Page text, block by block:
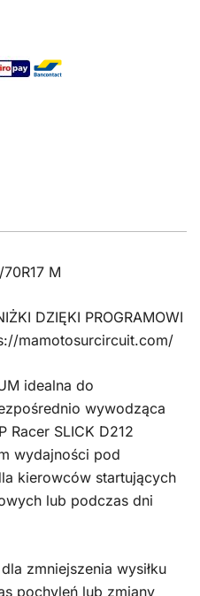
M
DZIĘKI PROGRAMOWI
mamotosurcircuit.com/
idealna do
wywodząca
Racer SLICK D212
wydajności pod
kierowców startujących
lub podczas dni
zmniejszenia wysiłku
pochyleń lub zmiany